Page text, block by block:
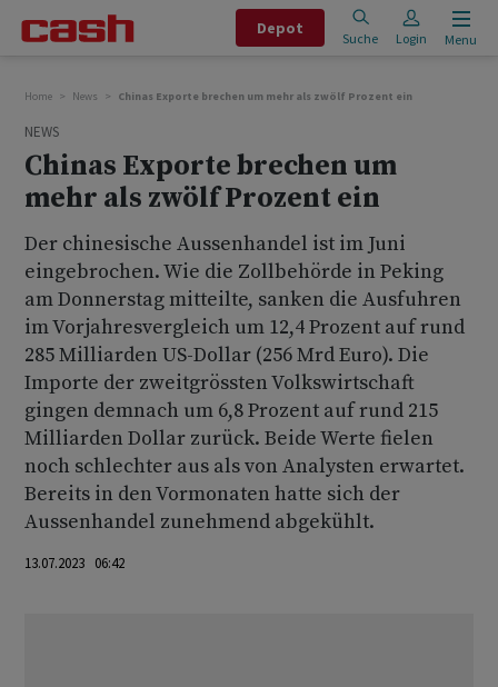
Depot
Suche Login Menu
Home News Chinas Exporte brechen um mehr als zwölf Prozent ein
NEWS
Chinas Exporte brechen um
mehr als zwölf Prozent ein
Der chinesische Aussenhandel ist im Juni
eingebrochen. Wie die Zollbehörde in Peking
am Donnerstag mitteilte, sanken die Ausfuhren
im Vorjahresvergleich um 12,4 Prozent auf rund
285 Milliarden US-Dollar (256 Mrd Euro). Die
Importe der zweitgrössten Volkswirtschaft
gingen demnach um 6,8 Prozent auf rund 215
Milliarden Dollar zurück. Beide Werte fielen
noch schlechter aus als von Analysten erwartet.
Bereits in den Vormonaten hatte sich der
Aussenhandel zunehmend abgekühlt.
13.07.2023 06:42